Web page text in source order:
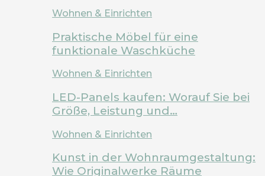
Wohnen & Einrichten
Praktische Möbel für eine
funktionale Waschküche
Wohnen & Einrichten
LED-Panels kaufen: Worauf Sie bei
Größe, Leistung und…
Wohnen & Einrichten
Kunst in der Wohnraumgestaltung:
Wie Originalwerke Räume